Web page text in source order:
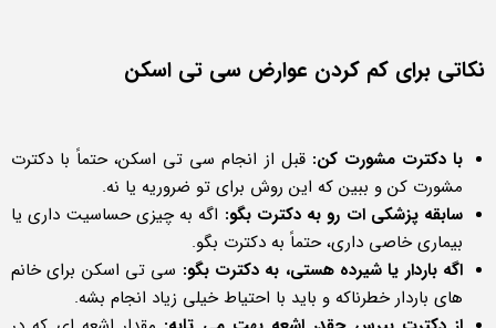
نکاتی برای کم کردن عوارض سی تی اسکن
با دکترت مشورت کن: قبل از انجام سی تی اسکن، حتماً با دکترت
مشورت کن و ببین که این روش برای تو ضروریه یا نه.
سابقه پزشکی ات رو به دکترت بگو: اگه به چیزی حساسیت داری یا
بیماری خاصی داری، حتماً به دکترت بگو.
اگه باردار یا شیرده هستی، به دکترت بگو: سی تی اسکن برای خانم
های باردار خطرناکه و باید با احتیاط خیلی زیاد انجام بشه.